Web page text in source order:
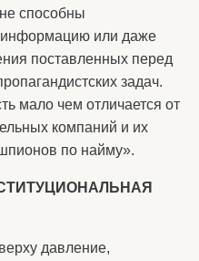
способны
информацию или даже
поставленных перед
задач.
мало чем отличается от
компаний и их
по найму».
давление,